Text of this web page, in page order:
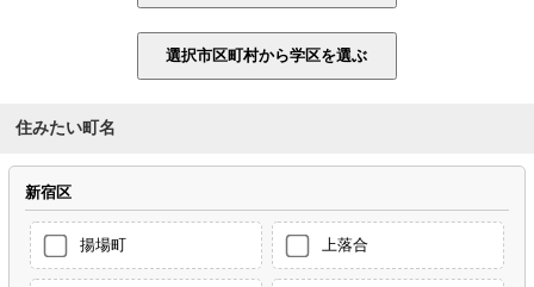
住みたい町名
新宿区
揚場町 上落合